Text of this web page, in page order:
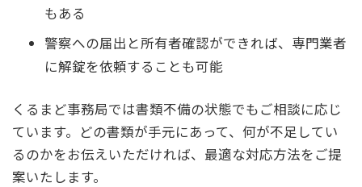
もある
警察への届出と所有者確認ができれば、専門業者
に解錠を依頼することも可能
くるまど事務局では書類不備の状態でもご相談に応じ
ています。どの書類が手元にあって、何が不足してい
るのかをお伝えいただければ、最適な対応方法をご提
案いたします。